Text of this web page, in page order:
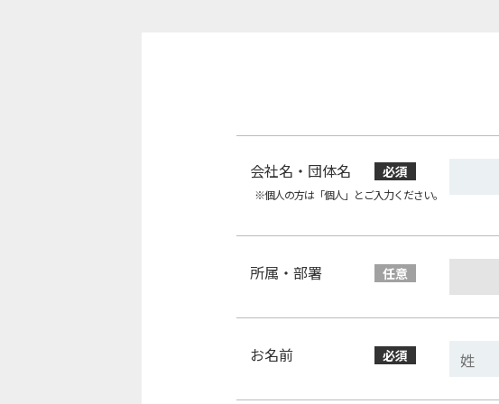
会社名・団体名 必須
※個人の方は「個人」とご入力ください。
所属・部署 任意
お名前 必須